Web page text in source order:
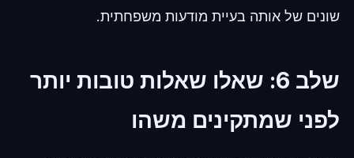
שונים של אותה בעיית מודעות משפחתית.
שלב 6: שאלו שאלות טובות יותר
לפני שמתקינים משהו